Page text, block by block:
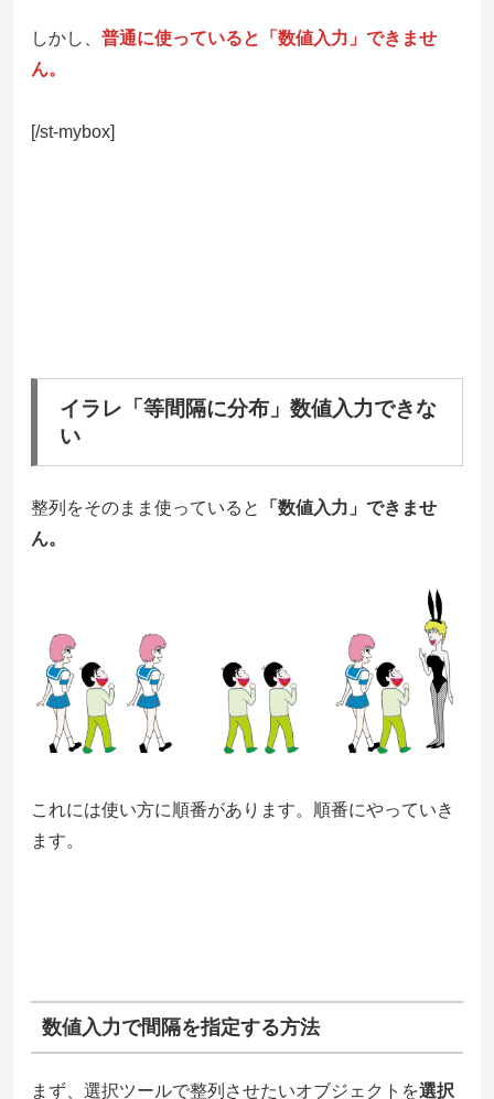
しかし、 普通に使っていると「数値入力」できませ
ん。
[/st-mybox]
イラレ「等間隔に分布」数値入力できな
い
整列をそのまま使っていると
「数値入力」できませ
ん。
これには使い方に順番があります。順番にやっていき
ます。
数値入力で間隔を指定する方法
まず、選択ツールで整列させたいオブジェクトを選択